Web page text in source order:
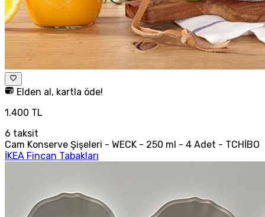
Elden al, kartla öde!
1.400 TL
6 taksit
Cam Konserve Şişeleri - WECK - 250 ml - 4 Adet - TCHİBO
İKEA Fincan Tabakları